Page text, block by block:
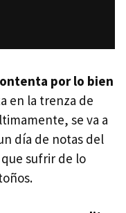
por lo bien
en la trenza de
se va a
día de notas del
sufrir de lo